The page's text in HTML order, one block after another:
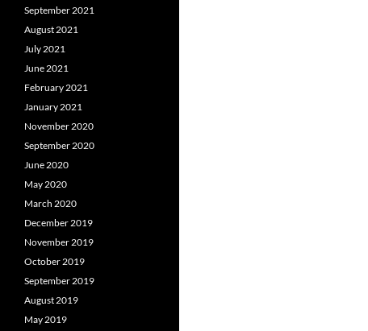
September 2021
August 2021
July 2021
June 2021
February 2021
January 2021
November 2020
September 2020
June 2020
May 2020
March 2020
December 2019
November 2019
October 2019
September 2019
August 2019
May 2019